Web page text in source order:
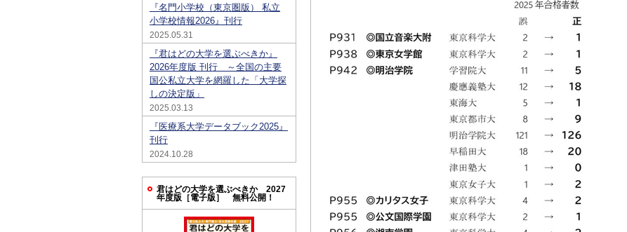
『名門小学校（東京圏版） 私立
小学校情報2026』刊行
2025.05.31
『君はどの大学を選ぶべきか』
2026年度版 刊行 ～全国の主要
国公私立大学を網羅した「大学探
しの決定版」
2025.03.13
『医療系大学データブック2025』
刊行
2024.10.28
君はどの大学を選ぶべきか 2027
年度版［電子版］ 無料公開！